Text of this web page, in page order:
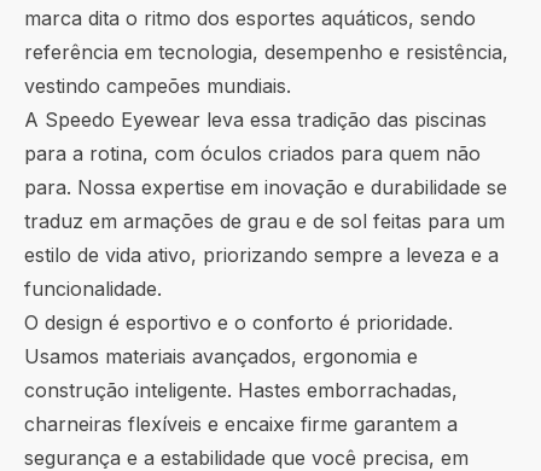
marca dita o ritmo dos esportes aquáticos, sendo
referência em tecnologia, desempenho e resistência,
vestindo campeões mundiais.
A Speedo Eyewear leva essa tradição das piscinas
para a rotina, com óculos criados para quem não
para. Nossa expertise em inovação e durabilidade se
traduz em armações de grau e de sol feitas para um
estilo de vida ativo, priorizando sempre a leveza e a
funcionalidade.
O design é esportivo e o conforto é prioridade.
Usamos materiais avançados, ergonomia e
construção inteligente. Hastes emborrachadas,
charneiras flexíveis e encaixe firme garantem a
segurança e a estabilidade que você precisa, em